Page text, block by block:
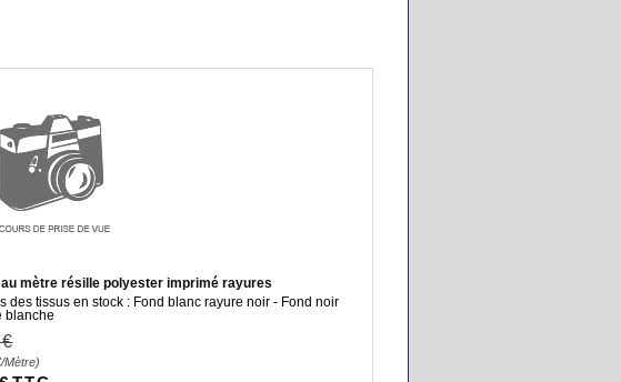
mètre résille polyester imprimé rayures
des tissus en stock : Fond blanc rayure noir - Fond noir
blanche
€
/Mètre)